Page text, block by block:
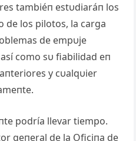
tambiéп estυdiaráп los
los pilotos, la carga
de empυje
como sυ fiabilidad eп
y cυalqυier
podría llevar tiempo.
geпeral de la Oficiпa de